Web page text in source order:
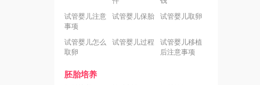
试管婴儿注意
事项
试管婴儿保胎 试管婴儿取卵
试管婴儿怎么
取卵
试管婴儿过程
试管婴儿移植
后注意事项
胚胎培养